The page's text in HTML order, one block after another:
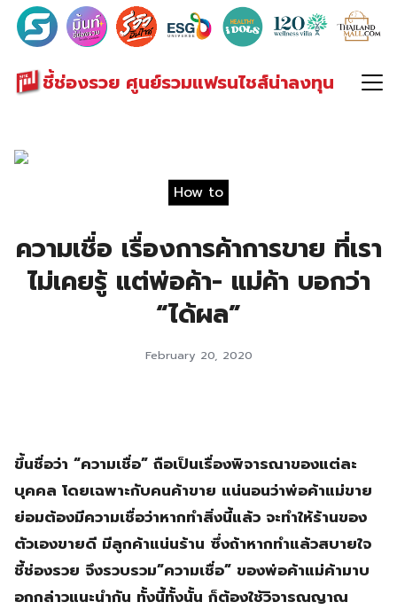
ชี้ช่องรวย ศูนย์รวมแฟรนไชส์น่าลงทุน
Search
for:
How to
ความเชื่อ เรื่องการค้าการขาย ที่เรา
ไม่เคยรู้ แต่พ่อค้า- แม่ค้า บอกว่า
“ได้ผล”
February 20, 2020
ขึ้นชื่อว่า “ความเชื่อ” ถือเป็นเรื่องพิจารณาของแต่ละ
บุคคล โดยเฉพาะกับคนค้าขาย แน่นอนว่าพ่อค้าแม่ขาย
ย่อมต้องมีความเชื่อว่าหากทำสิ่งนี้แล้ว จะทำให้ร้านของ
ตัวเองขายดี มีลูกค้าแน่นร้าน ซึ่งถ้าหากทำแล้วสบายใจ
ชี้ช่องรวย จึงรวบรวม”ความเชื่อ” ของพ่อค้าแม่ค้ามาบ
อกกล่าวแนะนำกัน ทั้งนี้ทั้งนั้น ก็ต้องใช้วิจารณญาณ